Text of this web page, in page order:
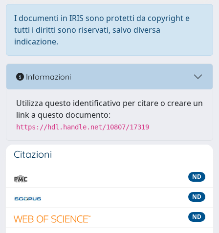
I documenti in IRIS sono protetti da copyright e
tutti i diritti sono riservati, salvo diversa
indicazione.
Informazioni
Utilizza questo identificativo per citare o creare un
link a questo documento:
https://hdl.handle.net/10807/17319
Citazioni
ND
ND
ND